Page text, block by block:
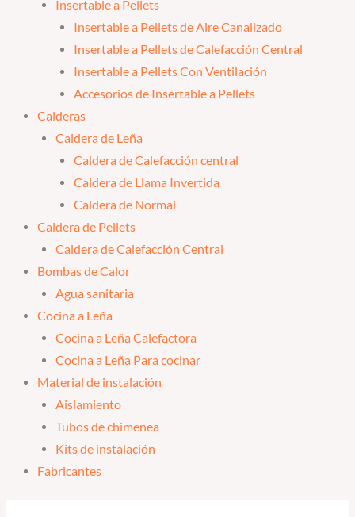
Insertable a Pellets
Insertable a Pellets de Aire Canalizado
Insertable a Pellets de Calefacción Central
Insertable a Pellets Con Ventilación
Accesorios de Insertable a Pellets
Calderas
Caldera de Leña
Caldera de Calefacción central
Caldera de Llama Invertida
Caldera de Normal
Caldera de Pellets
Caldera de Calefacción Central
Bombas de Calor
Agua sanitaria
Cocina a Leña
Cocina a Leña Calefactora
Cocina a Leña Para cocinar
Material de instalación
Aislamiento
Tubos de chimenea
Kits de instalación
Fabricantes